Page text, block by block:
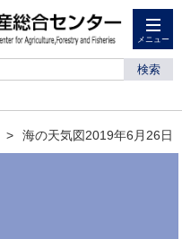
メニュー
検索
海の天気図2019年6月26日